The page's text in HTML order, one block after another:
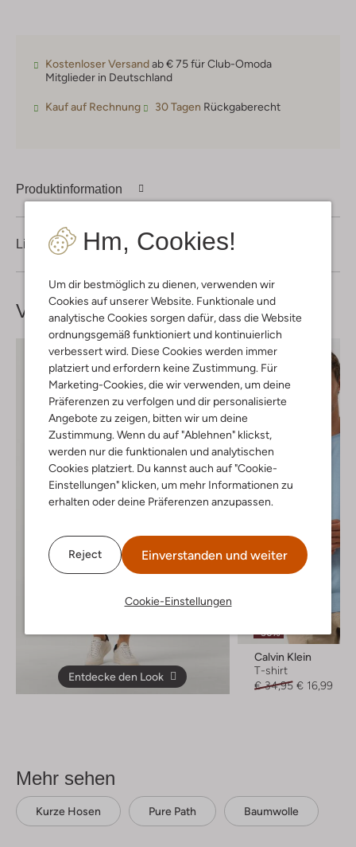
Hm, Cookies!
Um dir bestmöglich zu dienen, verwenden wir
Cookies auf unserer Website. Funktionale und
analytische Cookies sorgen dafür, dass die Website
ordnungsgemäß funktioniert und kontinuierlich
verbessert wird. Diese Cookies werden immer
platziert und erfordern keine Zustimmung. Für
Marketing-Cookies, die wir verwenden, um deine
Präferenzen zu verfolgen und dir personalisierte
Angebote zu zeigen, bitten wir um deine
Zustimmung. Wenn du auf "Ablehnen" klickst,
werden nur die funktionalen und analytischen
Cookies platziert. Du kannst auch auf "Cookie-
Einstellungen" klicken, um mehr Informationen zu
erhalten oder deine Präferenzen anzupassen.
Reject Einverstanden und weiter
Cookie-Einstellungen
Kostenloser Versandab € 75 für Club-Omoda
Mitglieder in Deutschland
Kauf auf Rechnung 30 Tagen Rückgaberecht
Produktinformation
Lieferung & Rückgabe
Vervollständige deinenLook
Entdecke den Look
-50%
Calvin Klein
T-shirt
€ 34,95 € 16,99
Mehr sehen
Kurze Hosen Pure Path Baumwolle